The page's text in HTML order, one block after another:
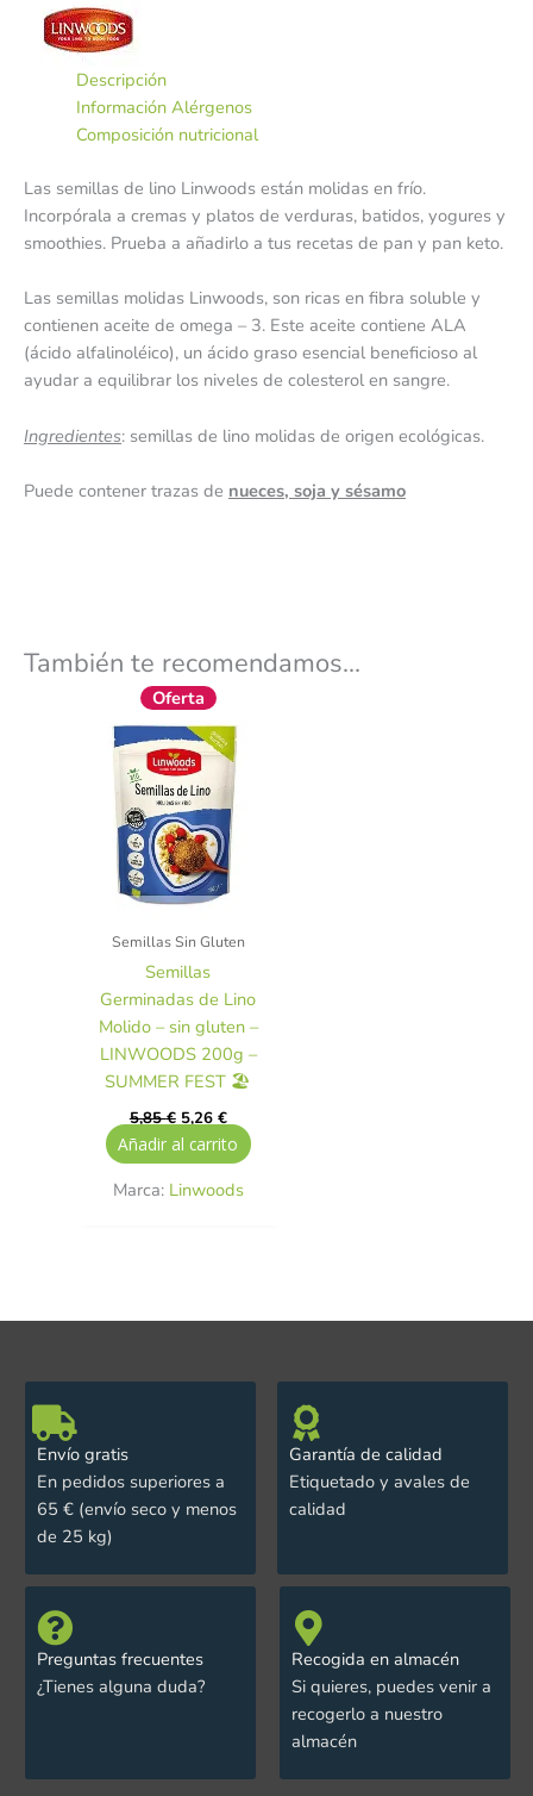
Descripción
Información Alérgenos
Composición nutricional
Las semillas de lino Linwoods están molidas en frío.
Incorpórala a cremas y platos de verduras, batidos, yogures y
smoothies. Prueba a añadirlo a tus recetas de pan y pan keto.
Las semillas molidas Linwoods, son ricas en fibra soluble y
contienen aceite de omega – 3. Este aceite contiene ALA
(ácido alfalinoléico), un ácido graso esencial beneficioso al
ayudar a equilibrar los niveles de colesterol en sangre.
Ingredientes: semillas de lino molidas de origen ecológicas.
Puede contener trazas de nueces, soja y sésamo
También te recomendamos…
Oferta
Semillas Sin Gluten
Semillas
Germinadas de Lino
Molido – sin gluten –
LINWOODS 200g –
SUMMER FEST 🏖️
5,85€
El
precio
original
era:
5,85 €.
5,26 €
actual
es:
5,26 €.
Añadir al carrito
Marca: Linwoods
Envío gratis
En pedidos superiores a
65 € (envío seco y menos
de 25 kg)
Garantía de calidad
Etiquetado y avales de
calidad
Preguntas frecuentes
¿Tienes alguna duda?
Recogida en almacén
Si quieres, puedes venir a
recogerlo a nuestro
almacén